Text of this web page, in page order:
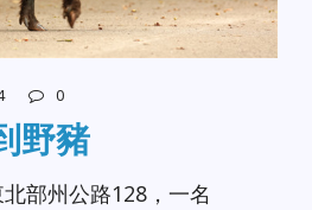
0
野豬
部州公路128，一名